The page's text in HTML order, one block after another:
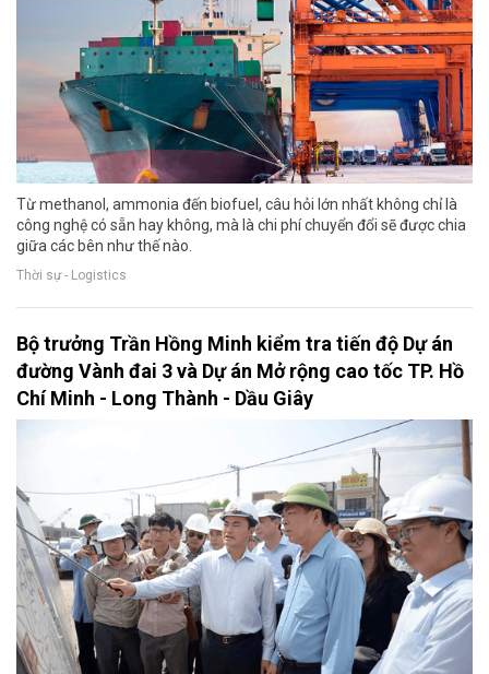
Từ methanol, ammonia đến biofuel, câu hỏi lớn nhất không chỉ là
công nghệ có sẵn hay không, mà là chi phí chuyển đổi sẽ được chia
giữa các bên như thế nào.
Thời sự - Logistics
Bộ trưởng Trần Hồng Minh kiểm tra tiến độ Dự án
đường Vành đai 3 và Dự án Mở rộng cao tốc TP. Hồ
Chí Minh - Long Thành - Dầu Giây